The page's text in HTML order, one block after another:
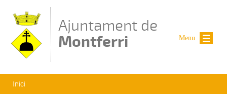
Ajuntament de
Montferri
Esteu aquí
Inici
Menu